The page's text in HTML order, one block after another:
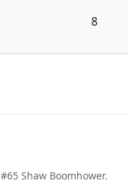
8
Shaw Boomhower.